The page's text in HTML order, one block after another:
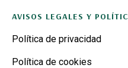
AVISOS LEGALES Y
Política de privacidad
Política de cookies